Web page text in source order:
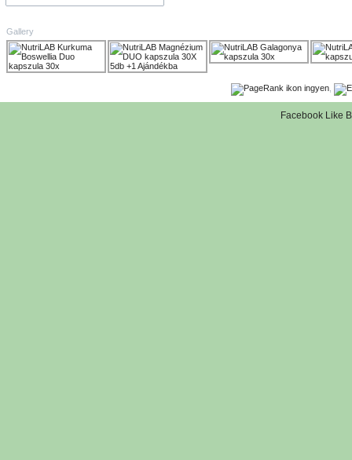
Gallery
,
Facebook Like